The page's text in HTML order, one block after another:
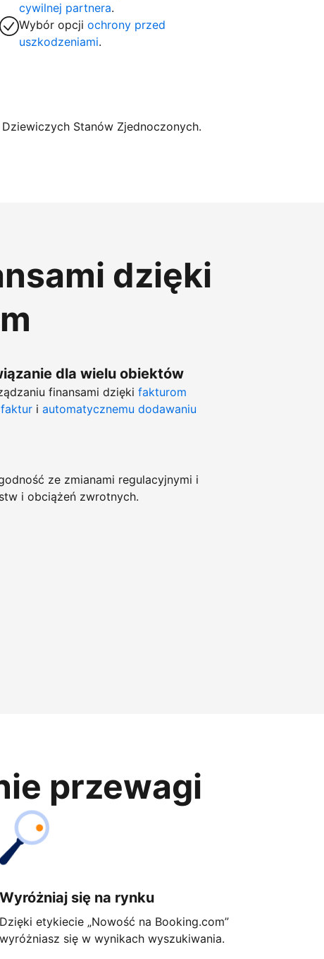
cywilnej partnera.
Wybór opcjiochrony przed
uszkodzeniami.
Stanów Zjednoczonych.
dzięki
dla wielu obiektów
finansami dzięki fakturom
i automatycznemu dodawaniu
ze zmianami regulacyjnymi i
i obciążeń zwrotnych.
przewagi
Wyróżniaj się na rynku
Dzięki etykiecie „Nowość na Booking.com”
wyróżniasz się w wynikach wyszukiwania.